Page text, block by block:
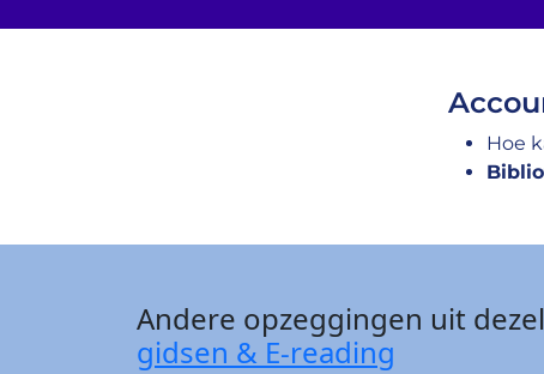
Hoe
Andere opzeggingen uit
gidsen & E-reading